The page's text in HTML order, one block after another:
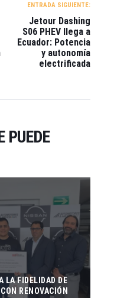
ENTRADA SIGUIENTE:
Jetour Dashing
S06 PHEV llega a
Ecuador: Potencia
y autonomía
electrificada
PUEDE
LA FIDELIDAD DE
RENOVACIÓN